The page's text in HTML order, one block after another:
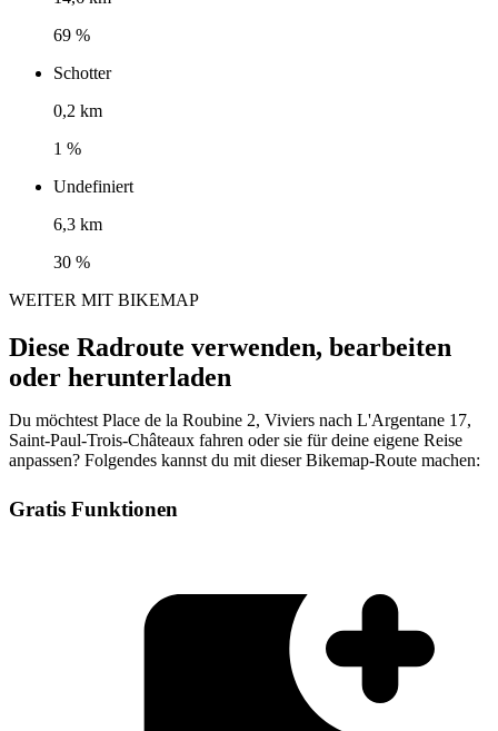
69 %
Schotter
0,2 km
1 %
Undefiniert
6,3 km
30 %
WEITER MIT BIKEMAP
Diese Radroute verwenden, bearbeiten
oder herunterladen
Du möchtest Place de la Roubine 2, Viviers nach L'Argentane 17,
Saint-Paul-Trois-Châteaux fahren oder sie für deine eigene Reise
anpassen? Folgendes kannst du mit dieser Bikemap-Route machen:
Gratis Funktionen